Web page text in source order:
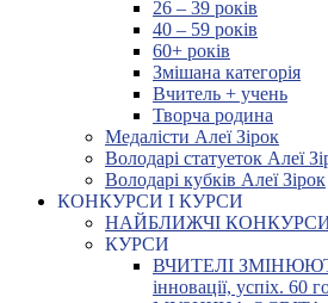
26 – 39 років
40 – 59 років
60+ років
Змішана категорія
Вчитель + учень
Творча родина
Медалісти Алеї Зірок
Володарі статуеток Алеї
Володарі кубків Алеї Зірок
КОНКУРСИ І КУРСИ
НАЙБЛИЖЧІ
КУРСИ
ВЧИТЕЛІ
інновації, успіх. 60